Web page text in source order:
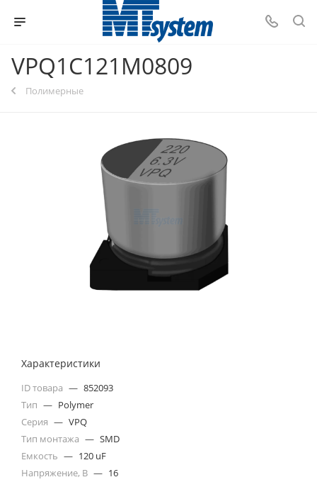
VPQ1C121M0809
Полимерные
Характеристики
ID товара — 852093
Тип — Polymer
Серия — VPQ
Тип монтажа — SMD
Емкость — 120 uF
Напряжение, В — 16